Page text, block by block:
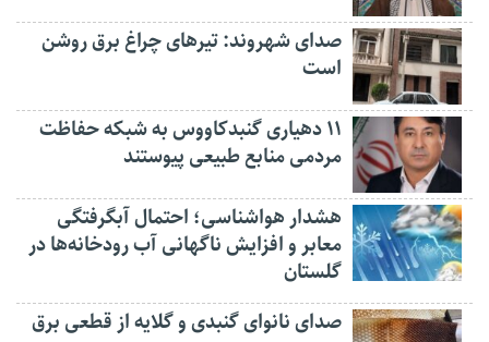
صدای شهروند: تیرهای چراغ برق روشن
است
۱۱ دهیاری گنبدکاووس به شبکه حفاظت
مردمی منابع طبیعی پیوستند
هشدار هواشناسی؛ احتمال آبگرفتگی
معابر و افزایش ناگهانی آب رودخانه‌ها در
گلستان
صدای نانوای گنبدی و گلایه از قطعی برق